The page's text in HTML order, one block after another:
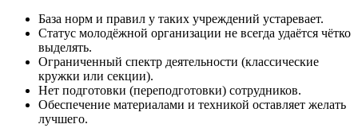
База норм и правил у таких учреждений устаревает.
Статус молодёжной организации не всегда удаётся чётко
выделять.
Ограниченный спектр деятельности (классические
кружки или секции).
Нет подготовки (переподготовки) сотрудников.
Обеспечение материалами и техникой оставляет желать
лучшего.